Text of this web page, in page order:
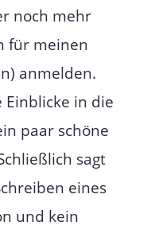
noch mehr
für meinen
anmelden.
Einblicke in die
paar schöne
sagt
eines
und kein